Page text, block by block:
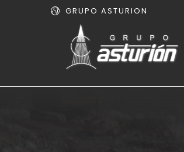
GRUPO ASTURION